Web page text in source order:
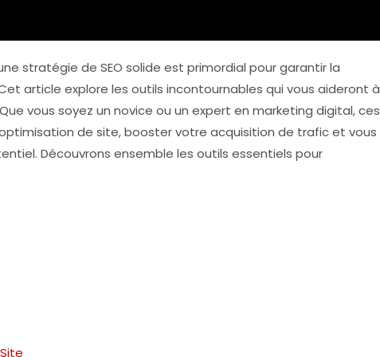
stratégie de SEO solide est primordial pour garantir la
article explore les outils incontournables qui vous aideront à
vous soyez un novice ou un expert en marketing digital, ces
de site, booster votre acquisition de trafic et vous
Découvrons ensemble les outils essentiels pour